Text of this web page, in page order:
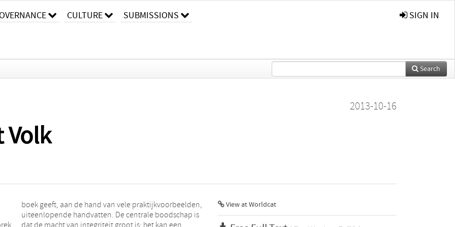
CULTURE SUBMISSIONS SIGN IN
Search
2013-10-16
Volk
View at Worldcat